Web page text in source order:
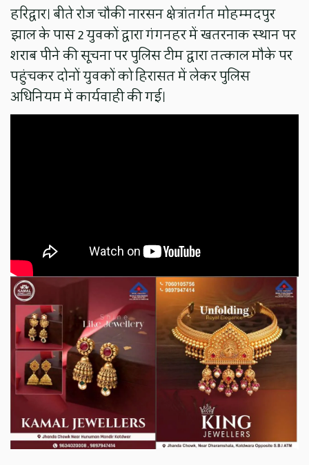
हरिद्वार। बीते रोज चौकी नारसन क्षेत्रांतर्गत मोहम्मदपुर
झाल के पास 2 युवकों द्वारा गंगनहर में खतरनाक स्थान पर
शराब पीने की सूचना पर पुलिस टीम द्वारा तत्काल मौके पर
पहुंचकर दोनों युवकों को हिरासत में लेकर पुलिस
अधिनियम में कार्यवाही की गई।